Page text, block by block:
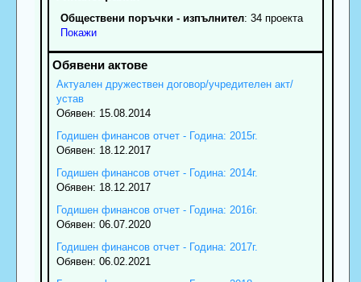
Обществени поръчки - изпълнител: 34 проекта
Покажи
Актуален дружествен договор/учредителен акт/
устав
Обявен: 15.08.2014
Годишен финансов отчет - Година: 2015г.
Обявен: 18.12.2017
Годишен финансов отчет - Година: 2014г.
Обявен: 18.12.2017
Годишен финансов отчет - Година: 2016г.
Обявен: 06.07.2020
Годишен финансов отчет - Година: 2017г.
Обявен: 06.02.2021